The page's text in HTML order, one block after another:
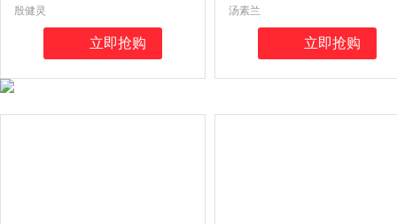
殷健灵
立即抢购
汤素兰
立即抢购